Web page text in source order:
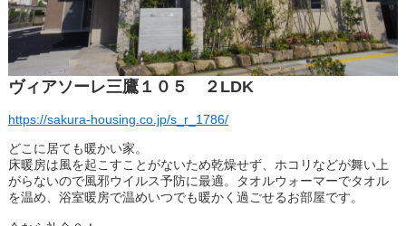
ヴィアソーレ三鷹１０５ ２LDK
https://sakura-housing.co.jp/s_r_1786/
どこに居ても暖かい家。
床暖房は風を起こすことがないため乾燥せず、ホコリなどが舞い上
がらないので風邪ウイルス予防に最適。タオルウォーマーでタオル
を温め、浴室暖房で温めいつでも暖かく過ごせるお部屋です。